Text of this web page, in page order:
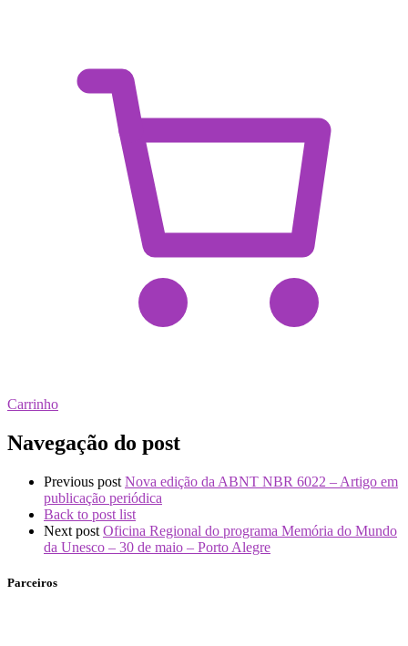
Carrinho
Navegação do post
Previous post Nova edição da ABNT NBR 6022 – Artigo em
publicação periódica
Back to post list
Next post Oficina Regional do programa Memória do Mundo
da Unesco – 30 de maio – Porto Alegre
Parceiros